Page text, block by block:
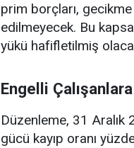
prim borçları,
edilmeyecek. Bu
yükü hafifletilmiş
Engelli
Düzenleme, 31 Aralık
gücü kayıp oranı